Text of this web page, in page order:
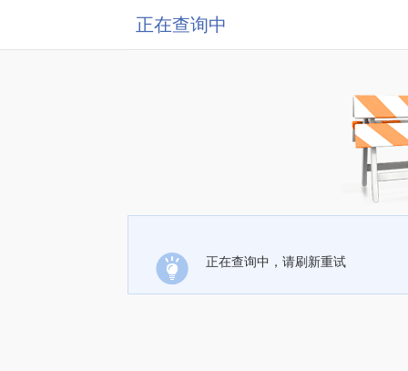
正在查询中
正在查询中，请刷新重试